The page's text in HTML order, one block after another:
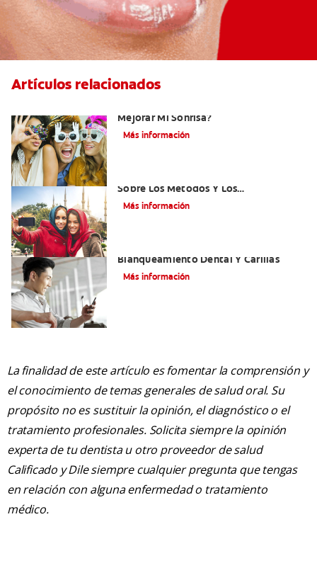
Artículos relacionados
Mejorar Mi Sonrisa?
Más información
Sobre Los Métodos Y Los
Procedimientos Del Adhesivo Dental
Más información
Blanqueamiento Dental Y Carillas
Más información
La finalidad de este artículo es fomentar la comprensión y
el conocimiento de temas generales de salud oral. Su
propósito no es sustituir la opinión, el diagnóstico o el
tratamiento profesionales. Solicita siempre la opinión
experta de tu dentista u otro proveedor de salud
Calificado y Dile siempre cualquier pregunta que tengas
en relación con alguna enfermedad o tratamiento
médico.